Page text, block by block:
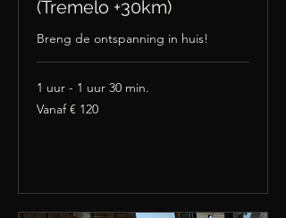
(Tremelo +30km)
Breng de ontspanning in huis!
1 uur - 1 uur 30 min.
Vanaf
120
Vanaf € 120